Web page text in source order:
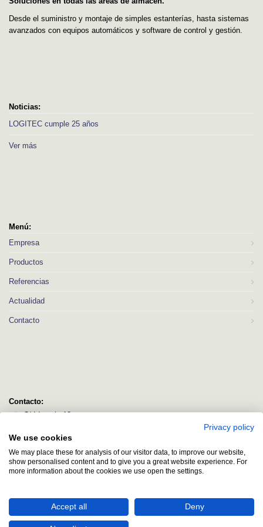
Desde el suministro y montaje de simples estanterías, hasta sistemas
avanzados con equipos automáticos y software de control y gestión.
Noticias:
LOGITEC cumple 25 años
Ver más
Menú:
Empresa
Productos
Referencias
Actualidad
Contacto
Contacto:
C/ Idorsolo 13
Bizkaia
logitec@logitecsl.net
+34 944 544 580
Privacy policy
We use cookies
We may place these for analysis of our visitor data, to improve our website,
show personalised content and to give you a great website experience. For
more information about the cookies we use open the settings.
Accept all Deny